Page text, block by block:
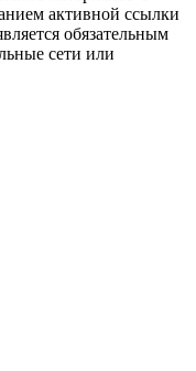
активной ссылки
обязательным
сети или